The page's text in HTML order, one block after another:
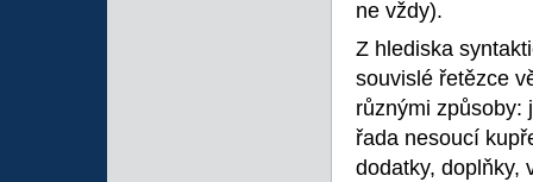
ne vždy).
Z hlediska
souvislé řetězce
různými způsoby:
řada nesoucí
dodatky, doplňky,